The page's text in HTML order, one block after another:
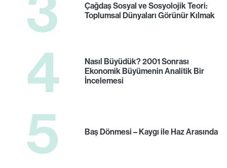
Çağdaş Sosyal ve Sosyolojik Teori:
Toplumsal Dünyaları Görünür Kılmak
4
Nasıl Büyüdük? 2001 Sonrası
Ekonomik Büyümenin Analitik Bir
İncelemesi
5 Baş Dönmesi – Kaygı ile Haz Arasında